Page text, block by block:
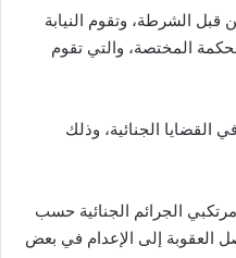
قبل الشرطة، وتقوم النيابة
المختصة، والتي تقوم
القضايا الجنائية، وذلك
الجرائم الجنائية حسب
العقوبة إلى الإعدام في بعض